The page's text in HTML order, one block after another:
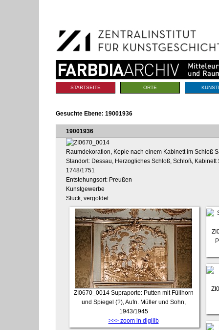
Navigation
Sektionen
STARTSEITE ORTE
Gesuchte Ebene: 19001936
19001936
Raumdekoration, Kopie nach einem Kabinett im Schloß
Standort: Dessau, Herzogliches Schloß, Schloß,
1748/1751
Entstehungsort: Preußen
Kunstgewerbe
Stuck, vergoldet
ZI0670_0014 Supraporte: Putten mit Füllhorn
und Spiegel (?), Aufn. Müller und Sohn,
1943/1945
>>> zoom in digilib